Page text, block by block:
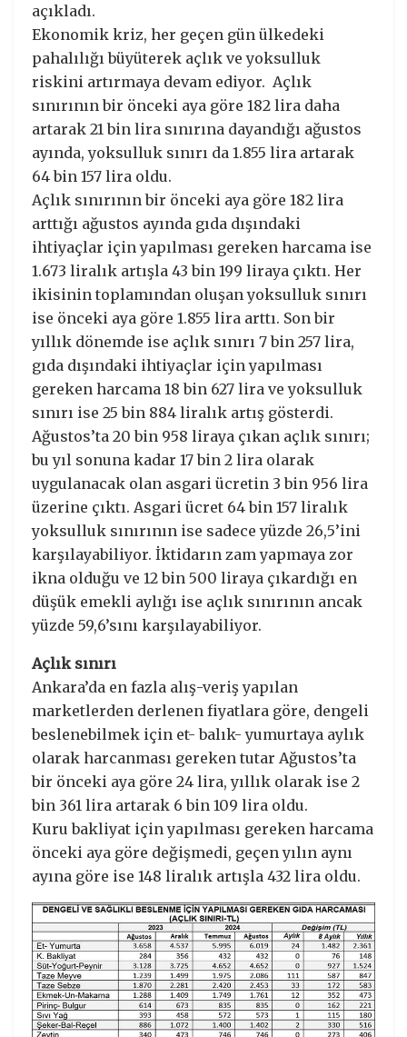
açıkladı.
Ekonomik kriz, her geçen gün ülkedeki
pahalılığı büyüterek açlık ve yoksulluk
riskini artırmaya devam ediyor. Açlık
sınırının bir önceki aya göre 182 lira daha
artarak 21 bin lira sınırına dayandığı ağustos
ayında, yoksulluk sınırı da 1.855 lira artarak
64 bin 157 lira oldu.
Açlık sınırının bir önceki aya göre 182 lira
arttığı ağustos ayında gıda dışındaki
ihtiyaçlar için yapılması gereken harcama ise
1.673 liralık artışla 43 bin 199 liraya çıktı. Her
ikisinin toplamından oluşan yoksulluk sınırı
ise önceki aya göre 1.855 lira arttı. Son bir
yıllık dönemde ise açlık sınırı 7 bin 257 lira,
gıda dışındaki ihtiyaçlar için yapılması
gereken harcama 18 bin 627 lira ve yoksulluk
sınırı ise 25 bin 884 liralık artış gösterdi.
Ağustos’ta 20 bin 958 liraya çıkan açlık sınırı;
bu yıl sonuna kadar 17 bin 2 lira olarak
uygulanacak olan asgari ücretin 3 bin 956 lira
üzerine çıktı. Asgari ücret 64 bin 157 liralık
yoksulluk sınırının ise sadece yüzde 26,5’ini
karşılayabiliyor. İktidarın zam yapmaya zor
ikna olduğu ve 12 bin 500 liraya çıkardığı en
düşük emekli aylığı ise açlık sınırının ancak
yüzde 59,6’sını karşılayabiliyor.
Açlık sınırı
Ankara’da en fazla alış-veriş yapılan
marketlerden derlenen fiyatlara göre, dengeli
beslenebilmek için et- balık- yumurtaya aylık
olarak harcanması gereken tutar Ağustos’ta
bir önceki aya göre 24 lira, yıllık olarak ise 2
bin 361 lira artarak 6 bin 109 lira oldu.
Kuru bakliyat için yapılması gereken harcama
önceki aya göre değişmedi, geçen yılın aynı
ayına göre ise 148 liralık artışla 432 lira oldu.